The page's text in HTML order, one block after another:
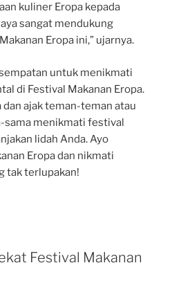
kuliner Eropa kepada
sangat mendukung
Eropa ini,” ujarnya.
untuk menikmati
di Festival Makanan Eropa.
ajak teman-teman atau
sama menikmati festival
lidah Anda. Ayo
Eropa dan nikmati
tak terlupakan!
Festival Makanan